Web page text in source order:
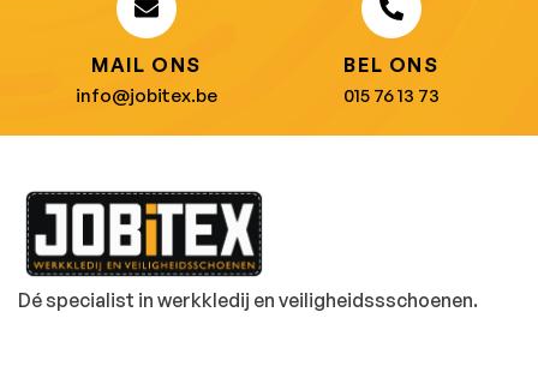
MAIL ONS
info@jobitex.be
BEL ONS
015 76 13 73
Dé specialist in werkkledij en veiligheidssschoenen.